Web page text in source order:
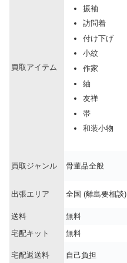
買取アイテム
振袖
訪問着
付け下げ
小紋
作家
紬
友禅
帯
和装小物
買取ジャンル 骨董品全般
出張エリア 全国 (離島要相談)
送料
無料
宅配キット
無料
宅配返送料 自己負担